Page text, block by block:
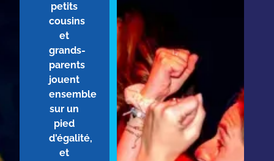
petits
cousins
et
grands-
parents
jouent
ensemble
sur un
pied
d'égalité,
et